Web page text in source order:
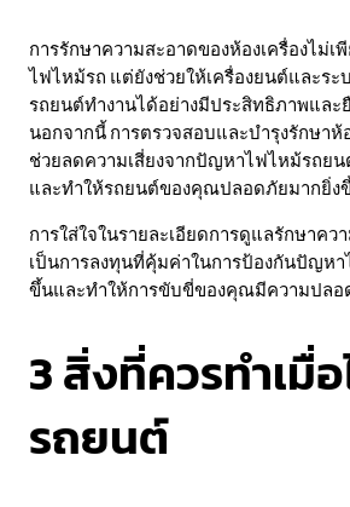
การรักษาความสะอาดของห้องเครื่องไม่เ
ไฟไหม้รถ แต่ยังช่วยให้เครื่องยนต์และร
รถยนต์ทำงานได้อย่างมีประสิทธิภาพและ
นอกจากนี้ การตรวจสอบและบำรุงรักษาห้
ช่วยลดความเสี่ยงจากปัญหาไฟไหม้รถยน
และทำให้รถยนต์ของคุณปลอดภัยมากยิ่ง
การใส่ใจในรายละเอียดการดูแลรักษาคว
เป็นการลงทุนที่คุ้มค่าในการป้องกันปัญห
ขึ้นและทำให้การขับขี่ของคุณมีความปลอ
3 สิ่งที่ควรทำเมื่
รถยนต์